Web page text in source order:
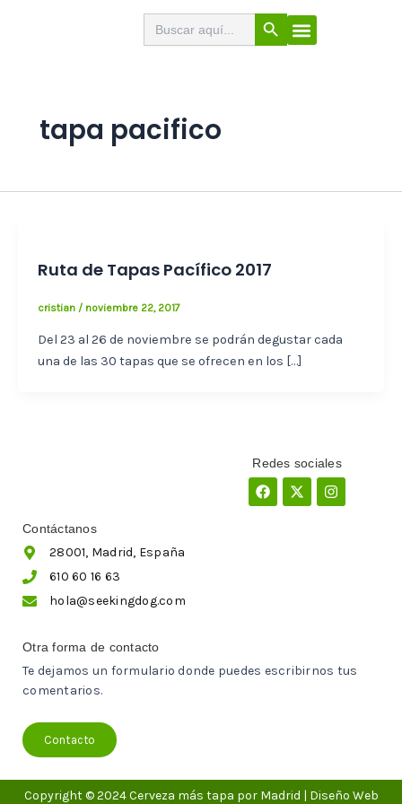
Menú
Buscar: Botón de búsqueda
tapa pacifico
Ruta de Tapas Pacífico 2017
cristian / noviembre 22, 2017
Del 23 al 26 de noviembre se podrán degustar cada
una de las 30 tapas que se ofrecen en los […]
Redes sociales
Facebook
X-
twitter
Instagram
Contáctanos
28001, Madrid, España
610 60 16 63
hola@seekingdog.com
Otra forma de contacto
Te dejamos un formulario donde puedes escribirnos tus
comentarios.
Contacto
Copyright © 2024 Cerveza más tapa por Madrid | Diseño Web